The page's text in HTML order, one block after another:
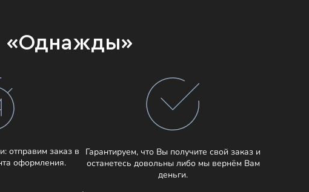
«Однажды»
отправим заказ в
оформления.
Гарантируем, что Вы получите свой заказ и
останетесь довольны либо мы вернём Вам
деньги.